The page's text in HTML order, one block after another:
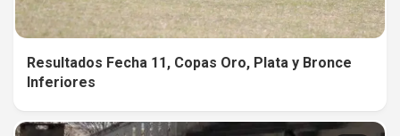
Resultados Fecha 11, Copas Oro, Plata y Bronce
Inferiores